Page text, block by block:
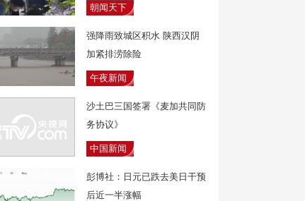
朝闻天下
强降雨致城区积水 陕西汉阴
加紧排涝除险
午夜新闻
沙土巴三国签署《麦加共同防
务协议》
中国新闻
彭博社：日元已跌去美日干预
后近一半涨幅